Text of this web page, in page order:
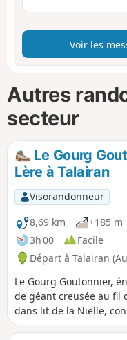
Voir les
Autres
secteur
Le Gourg
Lère à Talairan
Visorandonneur
8,69 km
+185 m
3h 00
Facile
Départ à Talairan
Le Gourg Goutonnier,
de géant creusée au fil
dans lit de la Nielle,
cette randonnée. On